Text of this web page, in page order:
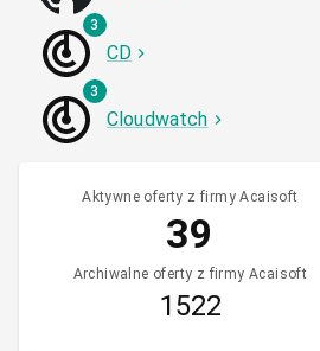
3
CD
3
Cloudwatch
Aktywne oferty z firmy Acaisoft
39
Archiwalne oferty z firmy Acaisoft
1522